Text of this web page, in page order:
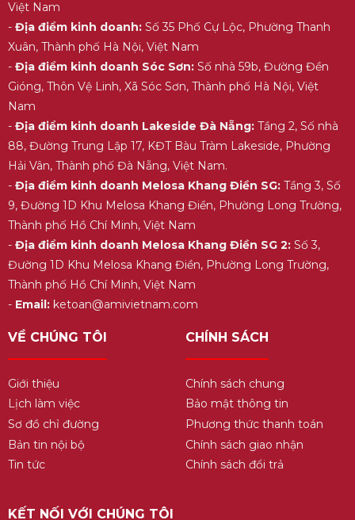
Việt Nam
- Địa điểm kinh doanh:Số 35 Phố Cự Lộc, Phường Thanh
Xuân, Thành phố Hà Nội, Việt Nam
- Địa điểm kinh doanh Sóc Sơn:Số nhà 59b, Đường Đền
Gióng, Thôn Vệ Linh, Xã Sóc Sơn, Thành phố Hà Nội, Việt
Nam
- Địa điểm kinh doanh Lakeside Đà Nẵng:Tầng 2, Số nhà
88, Đường Trung Lập 17, KĐT Bàu Tràm Lakeside, Phường
Hải Vân, Thành phố Đà Nẵng, Việt Nam.
- Địa điểm kinh doanh Melosa Khang Điền SG:Tầng 3, Số
9, Đường 1D Khu Melosa Khang Điền, Phường Long Trường,
Thành phố Hồ Chí Minh, Việt Nam
- Địa điểm kinh doanh Melosa Khang Điền SG 2:Số 3,
Đường 1D Khu Melosa Khang Điền, Phường Long Trường,
Thành phố Hồ Chí Minh, Việt Nam
- Email:ketoan@amivietnam.com
VỀ CHÚNG TÔI
Giới thiệu
Lịch làm việc
Sơ đồ chỉ đường
Bản tin nội bộ
Tin tức
CHÍNH SÁCH
Chính sách chung
Bảo mật thông tin
Phương thức thanh toán
Chính sách giao nhận
Chính sách đổi trả
KẾT NỐI VỚI CHÚNG TÔI